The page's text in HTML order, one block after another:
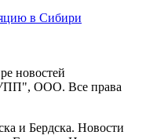
в Сибири
новостей
ООО. Все права
и Бердска. Новости